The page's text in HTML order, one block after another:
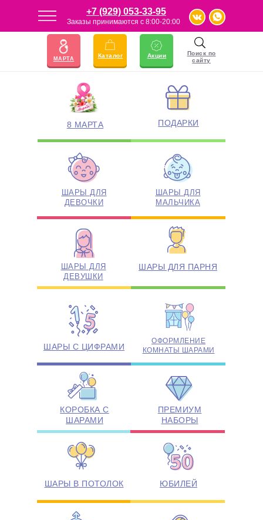
Заказы принимаются с 8:00-20:00
Акции
Каталог
Поиск по
сайту
+7 (929) 053-33-95
МАРТА
ШАРЫ ДЛЯ
ДЕВОЧКИ
ШАРЫ ДЛЯ
МАЛЬЧИКА
ШАРЫ ДЛЯ
ДЕВУШКИ
ШАРЫ ДЛЯ ПАРНЯ
АКЦИИ
ОФОРМЛЕНИЕ
КОМНАТЫ ШАРАМИ
ШАРЫ С ЦИФРАМИ
ШАРЫ В ПОТОЛОК
КОРОБКА С
ШАРАМИ
ЮБИЛЕЙ
ПОДАРКИ
23 ФЕВРАЛЯ
ПРЕМИУМ
НАБОРЫ
8 МАРТА